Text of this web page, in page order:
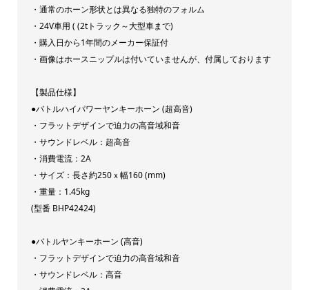
24V
日
建
製
品
タ
イ
ハ
イ
パ
・通常のホーン形状とは異なる独特のフォルム
・24V車用 ( (2tトラック～大型車まで)
・購入日から1年間のメーカー保証付
・画像はホースニップルは付いていませんが、付属しております
【製品仕様】
●バトルハイパワーヤンキーホーン (超高音)
・フラットデザインで迫力の高音域和音
・サウンドレベル：超高音
・消費電流：2A
・サイズ：長さ約250ｘ幅160 (mm)
・重量：1.45kg
(型番 BHP42424)
●バトルヤンキーホーン (高音)
・フラットデザインで迫力の高音域和音
・サウンドレベル：高音